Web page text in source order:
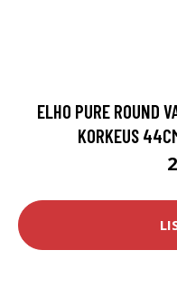
ELHO PURE ROUND
KORKEUS